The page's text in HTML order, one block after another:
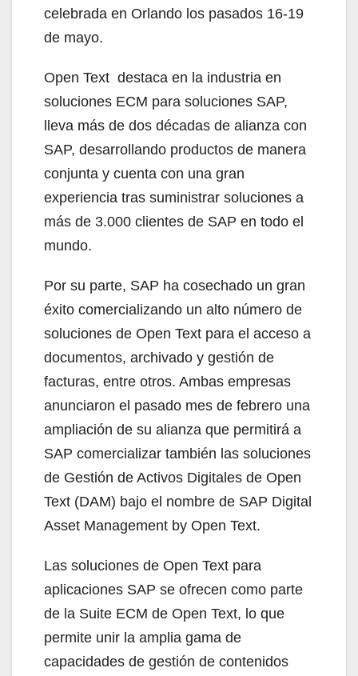
celebrada en Orlando los pasados 16-19
de mayo.
Open Text destaca en la industria en
soluciones ECM para soluciones SAP,
lleva más de dos décadas de alianza con
SAP, desarrollando productos de manera
conjunta y cuenta con una gran
experiencia tras suministrar soluciones a
más de 3.000 clientes de SAP en todo el
mundo.
Por su parte, SAP ha cosechado un gran
éxito comercializando un alto número de
soluciones de Open Text para el acceso a
documentos, archivado y gestión de
facturas, entre otros. Ambas empresas
anunciaron el pasado mes de febrero una
ampliación de su alianza que permitirá a
SAP comercializar también las soluciones
de Gestión de Activos Digitales de Open
Text (DAM) bajo el nombre de SAP Digital
Asset Management by Open Text.
Las soluciones de Open Text para
aplicaciones SAP se ofrecen como parte
de la Suite ECM de Open Text, lo que
permite unir la amplia gama de
capacidades de gestión de contenidos